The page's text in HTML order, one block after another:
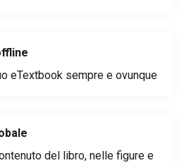
eTextbook sempre e ovunque
del libro, nelle figure e